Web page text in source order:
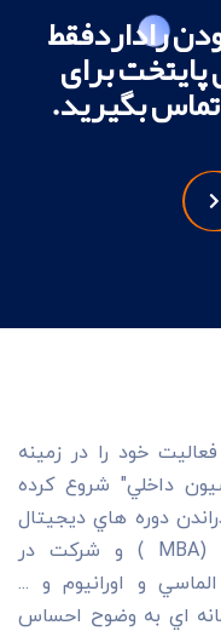
راداردفقط
برای
بگیرید.
گروه معماري پايتخت در سال 1390 فعاليت خود را در زمينه
داخلي" شروع کرده
دوره هاي ديجيتال
مارکتينگ و کسب و کارهاي نوين (MBA ) و شرکت در
و اورانيوم و ...
اي به وضوح احساس